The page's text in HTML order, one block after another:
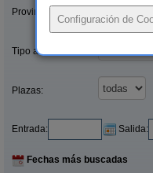
Provincias/Islas:
Tipo alquiler:
Plazas:
Entrada: Salida:
Fechas más buscadas